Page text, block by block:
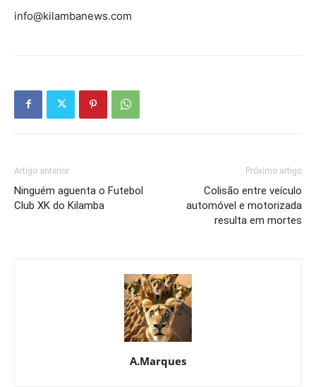
info@kilambanews.com
Artigo anterior
Ninguém aguenta o Futebol
Club XK do Kilamba
Próximo artigo
Colisão entre veículo
automóvel e motorizada
resulta em mortes
A.Marques